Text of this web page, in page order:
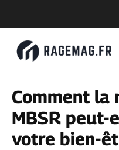
Comment la
MBSR
votre bien-